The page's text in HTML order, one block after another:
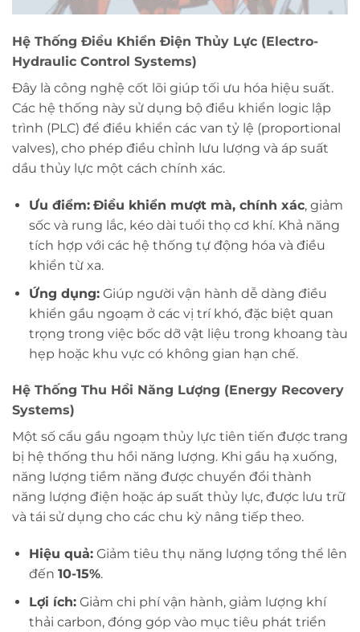
Hệ Thống Điều Khiển Điện Thủy Lực (Electro-
Hydraulic Control Systems)
Đây là công nghệ cốt lõi giúp tối ưu hóa hiệu suất.
Các hệ thống này sử dụng bộ điều khiển logic lập
trình (PLC) để điều khiển các van tỷ lệ (proportional
valves), cho phép điều chỉnh lưu lượng và áp suất
dầu thủy lực một cách chính xác.
Ưu điểm: Điều khiển mượt mà, chính xác, giảm
sốc và rung lắc, kéo dài tuổi thọ cơ khí. Khả năng
tích hợp với các hệ thống tự động hóa và điều
khiển từ xa.
Ứng dụng:Giúp người vận hành dễ dàng điều
khiển gầu ngoạm ở các vị trí khó, đặc biệt quan
trọng trong việc bốc dỡ vật liệu trong khoang tàu
hẹp hoặc khu vực có không gian hạn chế.
Hệ Thống Thu Hồi Năng Lượng (Energy Recovery
Systems)
Một số cẩu gầu ngoạm thủy lực tiên tiến được trang
bị hệ thống thu hồi năng lượng. Khi gầu hạ xuống,
năng lượng tiềm năng được chuyển đổi thành
năng lượng điện hoặc áp suất thủy lực, được lưu trữ
và tái sử dụng cho các chu kỳ nâng tiếp theo.
Hiệu quả:Giảm tiêu thụ năng lượng tổng thể lên
đến 10-15%.
Lợi ích:Giảm chi phí vận hành, giảm lượng khí
thải carbon, đóng góp vào mục tiêu phát triển